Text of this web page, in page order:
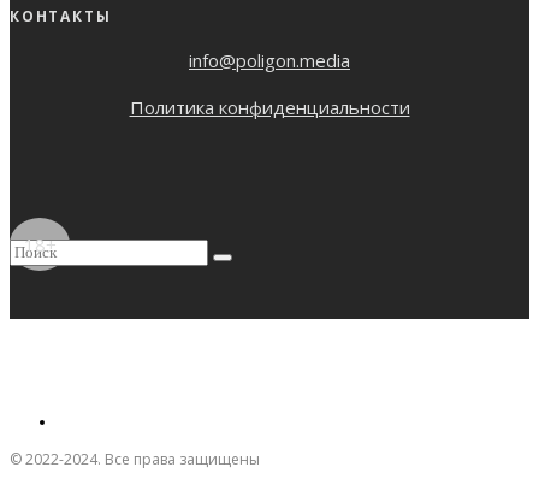
КОНТАКТЫ
info@poligon.media
Политика конфиденциальности
18+
© 2022-2024. Все права защищены